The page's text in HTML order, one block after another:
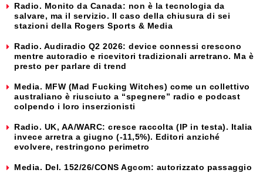
Radio. Monito da Canada: non è la tecnologia da
salvare, ma il servizio. Il caso della chiusura di sei
stazioni della Rogers Sports & Media
Radio. Audiradio Q2 2026: device connessi crescono
mentre autoradio e ricevitori tradizionali arretrano. Ma è
presto per parlare di trend
Media. MFW (Mad Fucking Witches) come un collettivo
australiano è riusciuto a “spegnere” radio e podcast
colpendo i loro inserzionisti
Radio. UK, AA/WARC: cresce raccolta (IP in testa). Italia
invece arretra a giugno (-11,5%). Editori anziché
evolvere, restringono perimetro
Media. Del. 152/26/CONS Agcom: autorizzato passaggio